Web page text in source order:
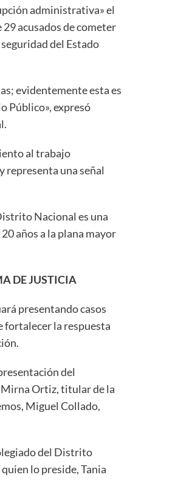
administrativa» el
acusados de cometer
del Estado
evidentemente esta es
Público», expresó
al trabajo
representa una señal
Nacional es una
años a la plana mayor
DE JUSTICIA
presentando casos
fortalecer la respuesta
del
Ortiz, titular de la
Miguel Collado,
del Distrito
lo preside, Tania